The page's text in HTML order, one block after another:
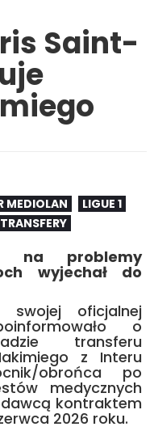
Saint-
MEDIOLAN
LIGUE 1
TRANSFERY
na problemy
wyjechał do
swojej oficjalnej
o
transferu
z Interu
obrońca po
medycznych
kontraktem
2026 roku.